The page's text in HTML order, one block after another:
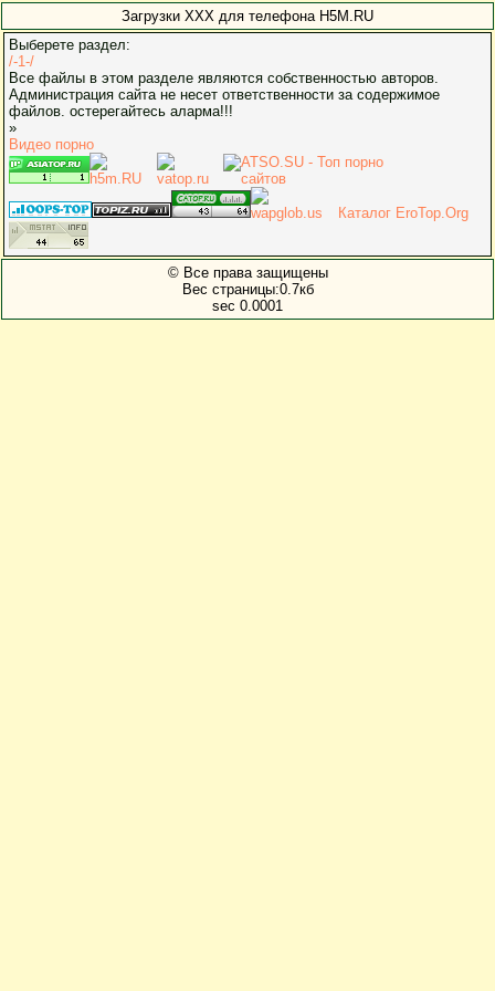
Загрузки XXX для телефона H5M.RU
Выберете раздел:
/-1-/
Все файлы в этом разделе являются собственностью авторов.
Администрация сайта не несет ответственности за содержимое
файлов. остерегайтесь аларма!!!
»
Видео порно
Каталог EroTop.Org
© Все права защищены
Вес страницы:0.7кб
sec 0.0001